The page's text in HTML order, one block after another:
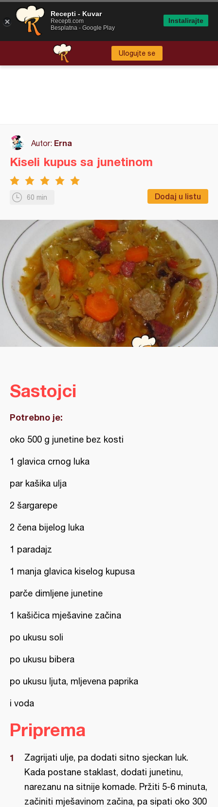
Ulogujte se
Autor: Erna
60 min Dodaj u listu
Kiseli kupus sa junetinom
Sastojci
Potrebno je:
oko 500 g junetine bez kosti
1 glavica crnog luka
par kašika ulja
2 šargarepe
2 čena bijelog luka
1 paradajz
1 manja glavica kiselog kupusa
parče dimljene junetine
1 kašičica mješavine začina
po ukusu soli
po ukusu bibera
po ukusu ljuta, mljevena paprika
i voda
Priprema
Zagrijati ulje, pa dodati sitno sjeckan luk.
Kada postane staklast, dodati junetinu,
narezanu na sitnije komade. Pržiti 5-6 minuta,
začiniti mješavinom začina, pa sipati oko 300
Recepti - Kuvar
Recepti.com
Besplatna - Google Play
Instalirajte